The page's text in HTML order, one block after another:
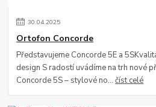
30.04.2025
Ortofon Concorde
Představujeme Concorde 5E a
design S radostí uvádíme na trh nové
Concorde 5S – stylové no...číst celé